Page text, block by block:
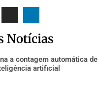
Notícias
a contagem automática de
artificial